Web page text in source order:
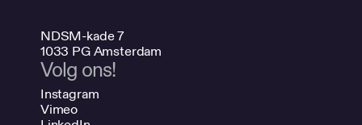
NDSM-kade 7
1033 PG Amsterdam
Volg ons!
Instagram
Vimeo